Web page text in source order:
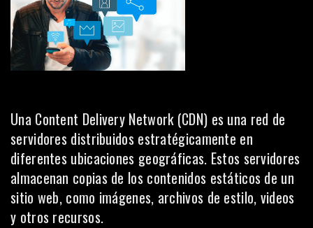
Una Content Delivery Network (CDN) es una red de
servidores distribuidos estratégicamente en
diferentes ubicaciones geográficas. Estos servidores
almacenan copias de los contenidos estáticos de un
sitio web, como imágenes, archivos de estilo, videos
y otros recursos.